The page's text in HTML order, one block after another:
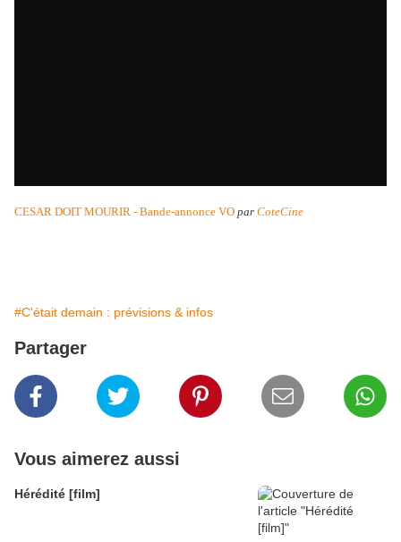
CESAR DOIT MOURIR - Bande-annonce VO par CoteCine
#C'était demain : prévisions & infos
Partager
Vous aimerez aussi
Hérédité [film]